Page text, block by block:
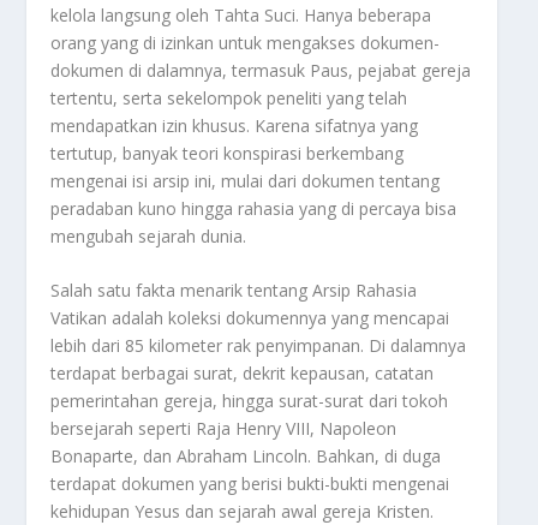
kelola langsung oleh Tahta Suci. Hanya beberapa
orang yang di izinkan untuk mengakses dokumen-
dokumen di dalamnya, termasuk Paus, pejabat gereja
tertentu, serta sekelompok peneliti yang telah
mendapatkan izin khusus. Karena sifatnya yang
tertutup, banyak teori konspirasi berkembang
mengenai isi arsip ini, mulai dari dokumen tentang
peradaban kuno hingga rahasia yang di percaya bisa
mengubah sejarah dunia.
Salah satu fakta menarik tentang Arsip Rahasia
Vatikan adalah koleksi dokumennya yang mencapai
lebih dari 85 kilometer rak penyimpanan. Di dalamnya
terdapat berbagai surat, dekrit kepausan, catatan
pemerintahan gereja, hingga surat-surat dari tokoh
bersejarah seperti Raja Henry VIII, Napoleon
Bonaparte, dan Abraham Lincoln. Bahkan, di duga
terdapat dokumen yang berisi bukti-bukti mengenai
kehidupan Yesus dan sejarah awal gereja Kristen.